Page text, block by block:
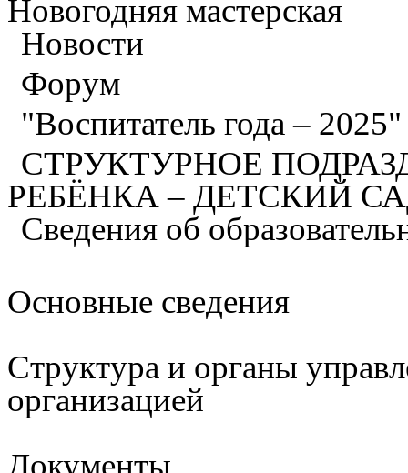
Новогодняя мастерская
Новости
Форум
"Воспитатель года –
СТРУКТУРНОЕ
РЕБЁНКА – ДЕТСКИЙ
Сведения об
Основные сведения
Структура и органы
организацией
Документы